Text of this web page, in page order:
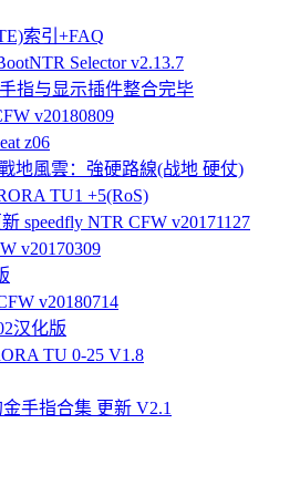
索引+FAQ
Selector v2.13.7
指与显示插件整合完毕
v20180809
z06
地風雲：強硬路線(战地 硬仗)
TU1 +5(RoS)
speedfly NTR CFW v20171127
v20170309
v20180714
汉化版
TU 0-25 V1.8
手指合集 更新 V2.1